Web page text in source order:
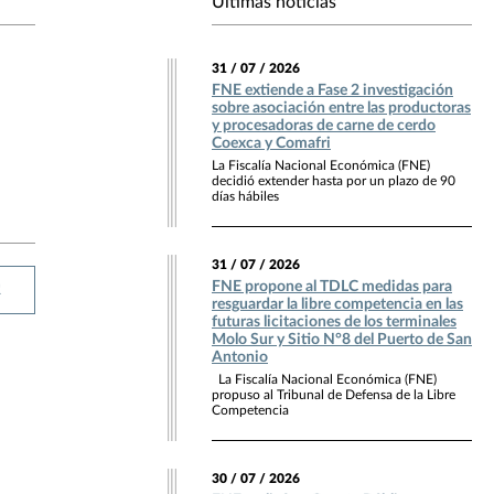
31 / 07 / 2026
FNE extiende a Fase 2 investigación
sobre asociación entre las productoras
y procesadoras de carne de cerdo
Coexca y Comafri
La Fiscalía Nacional Económica (FNE)
decidió extender hasta por un plazo de 90
días hábiles
31 / 07 / 2026
FNE propone al TDLC medidas para
resguardar la libre competencia en las
futuras licitaciones de los terminales
Molo Sur y Sitio N°8 del Puerto de San
Antonio
La Fiscalía Nacional Económica (FNE)
propuso al Tribunal de Defensa de la Libre
Competencia
30 / 07 / 2026